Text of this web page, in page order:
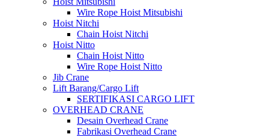
Wire Rope Hoist Mitsubishi
Hoist Nitchi
Chain Hoist Nitchi
Hoist Nitto
Chain Hoist Nitto
Wire Rope Hoist Nitto
Jib Crane
Lift Barang/Cargo Lift
SERTIFIKASI CARGO LIFT
OVERHEAD CRANE
Desain Overhead Crane
Fabrikasi Overhead Crane